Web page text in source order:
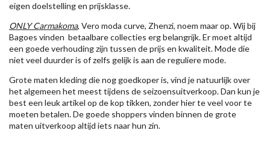
eigen doelstelling en prijsklasse.
ONLY Carmakoma, Vero moda curve, Zhenzi, noem maar op. Wij bij
Bagoes vinden betaalbare collecties erg belangrijk. Er moet altijd
een goede verhouding zijn tussen de prijs en kwaliteit. Mode die
niet veel duurder is of zelfs gelijk is aan de reguliere mode.
Grote maten kleding die nog goedkoper is, vind je natuurlijk over
het algemeen het meest tijdens de seizoensuitverkoop. Dan kun je
best een leuk artikel op de kop tikken, zonder hier te veel voor te
moeten betalen. De goede shoppers vinden binnen de grote
maten uitverkoop altijd iets naar hun zin.